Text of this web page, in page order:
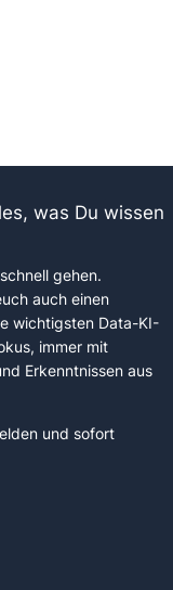
was Du wissen
gehen.
auch einen
wichtigsten Data-KI-
immer mit
Erkenntnissen aus
und sofort